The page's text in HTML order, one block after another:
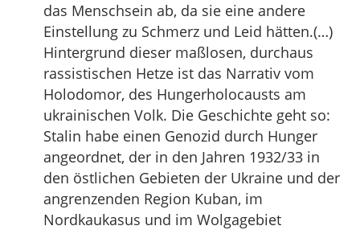
das Menschsein ab, da sie eine andere
Einstellung zu Schmerz und Leid hätten.(…)
Hintergrund dieser maßlosen, durchaus
rassistischen Hetze ist das Narrativ vom
Holodomor, des Hungerholocausts am
ukrainischen Volk. Die Geschichte geht so:
Stalin habe einen Genozid durch Hunger
angeordnet, der in den Jahren 1932/33 in
den östlichen Gebieten der Ukraine und der
angrenzenden Region Kuban, im
Nordkaukasus und im Wolgagebiet